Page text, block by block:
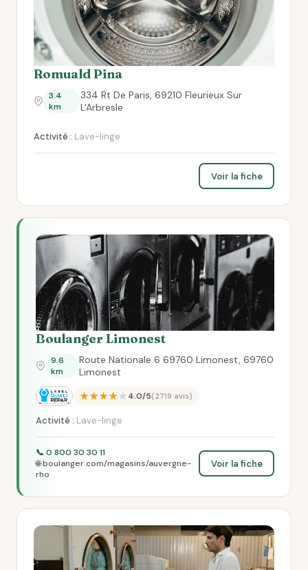
Romuald Pina
3.4
km
334 Rt De Paris, 69210 Fleurieux Sur
L'Arbresle
Activité : Lave-linge
Voir la fiche
Boulanger Limonest
9.6
km
Route Nationale 6 69760 Limonest, 69760
Limonest
★★★★★4.0/5(2719 avis)
Activité : Lave-linge
📞 0 800 30 30 11
🌐 boulanger.com/magasins/auvergne-
rho
Voir la fiche